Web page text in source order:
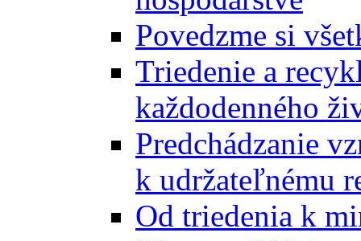
Povedzme si
Triedenie a
každodenného
Predchádzanie
k udržateľnému
Od triedenia k